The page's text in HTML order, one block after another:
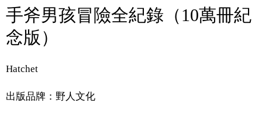
手斧男孩冒險全紀錄（10萬冊紀
念版）
Hatchet
出版品牌：野人文化